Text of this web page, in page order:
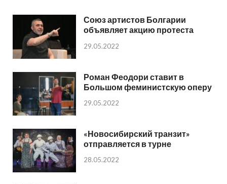
Союз артистов Болгарии
объявляет акцию протеста
29.05.2022
Роман Феодори ставит в
Большом феминистскую оперу
29.05.2022
«Новосибирский транзит»
отправляется в турне
28.05.2022